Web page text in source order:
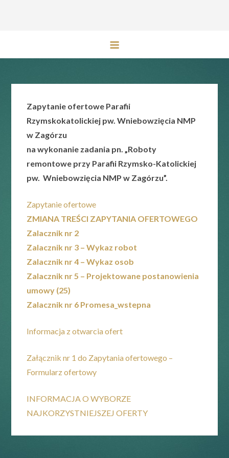
Zapytanie ofertowe Parafii
Rzymskokatolickiej pw. Wniebowzięcia NMP
w Zagórzu
na wykonanie zadania pn. „Roboty
remontowe przy Parafii Rzymsko-Katolickiej
pw. Wniebowzięcia NMP w Zagórzu”.
Zapytanie ofertowe
ZMIANA TREŚCI ZAPYTANIA OFERTOWEGO
Zalacznik nr 2
Zalacznik nr 3 – Wykaz robot
Zalacznik nr 4 – Wykaz osob
Zalacznik nr 5 – Projektowane postanowienia
umowy (25)
Zalacznik nr 6 Promesa_wstepna
Informacja z otwarcia ofert
Załącznik nr 1 do Zapytania ofertowego –
Formularz ofertowy
INFORMACJA O WYBORZE
NAJKORZYSTNIEJSZEJ OFERTY